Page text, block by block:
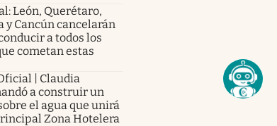
León, Querétaro,
y Cancún cancelarán
a todos los
cometan estas
| Claudia
a construir un
el agua que unirá
Zona Hotelera